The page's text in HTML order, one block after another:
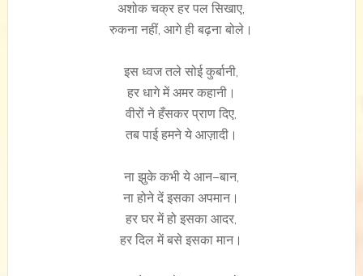
अशोक चक्र हर पल सिखाए,
रुकना नहीं, आगे ही बढ़ना बोले।
इस ध्वज तले सोई कुर्बानी,
हर धागे में अमर कहानी।
वीरों ने हँसकर प्राण दिए,
तब पाई हमने ये आज़ादी।
ना झुके कभी ये आन–बान,
ना होने दें इसका अपमान।
हर घर में हो इसका आदर,
हर दिल में बसे इसका मान।